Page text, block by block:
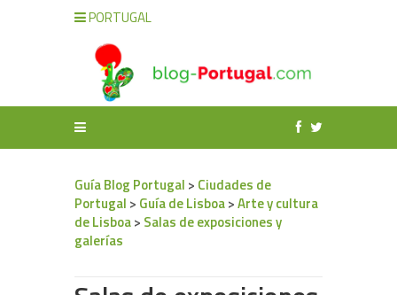
PORTUGAL
Guía Blog Portugal > Ciudades de
Portugal > Guía de Lisboa>Arte y cultura
de Lisboa> Salas de exposiciones y
galerías